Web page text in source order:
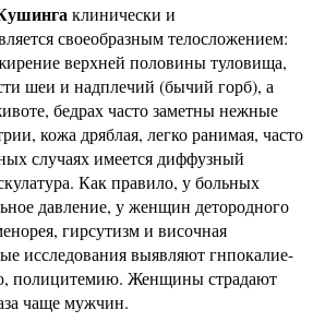
клинически и
своеобразным телосложением:
верхней половины туловища,
шеи и надплечий (бычий горб), а
бедрах часто заметны нежные
кожа дряблая, легко ранимая, часто
случаях имеется диффузный
Как правило, у больных
давление, у женщин детородного
гирсутизм и височная
исследования выявляют гнпокалие-
полицитемию. Женщины страдают
чаще мужчин.